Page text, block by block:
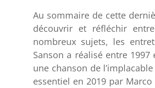
Au sommaire de cette
découvrir et réfléchir
nombreux sujets, les
Sanson a réalisé entre
une chanson de
essentiel en 2019 par